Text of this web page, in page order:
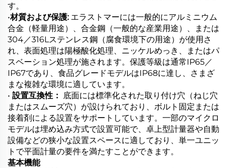
す。
•材質および保護: エラストマーには一般的にアルミニウム
合金（軽量用途）、合金鋼（一般的な産業用途）、または
304／316Lステンレス鋼（腐食環境下の用途）が使用さ
れ、表面処理は陽極酸化処理、ニッケルめっき、またはパ
スベーション処理が施されます。保護等級は通常IP65／
IP67であり、食品グレードモデルはIP68に達し、さまざ
まな複雑な環境に適しています。
• 設置互換性：
底面には標準化された取り付け穴（ねじ穴
またはスムーズ穴）が設けられており、ボルト固定または
接着剤による設置をサポートしています。一部のマイクロ
モデルは埋め込み方式で設置可能で、卓上型計量器や自動
設備などの狭小な設置スペースに適しており、単一ユニッ
トで平面計量の要件を満たすことができます。
基本機能